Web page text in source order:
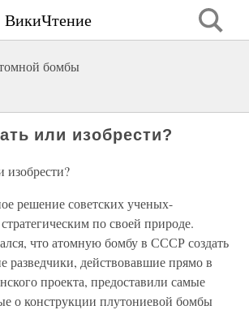
ВикиЧтение
бомбы
или изобрести?
изобрести?
решение советских ученых-
по своей природе.
что атомную бомбу в СССР создать
разведчики, действовавшие прямо в
проекта, предоставили самые
о конструкции плутониевой бомбы